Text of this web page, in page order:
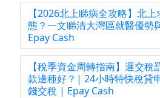
【2026北上睇病全攻略】北
態？一文睇清大灣區就醫優勢
Epay Cash
【稅季資金周轉指南】遲交
款邊種好？| 24小時特快稅貸
錢交稅 | Epay Cash